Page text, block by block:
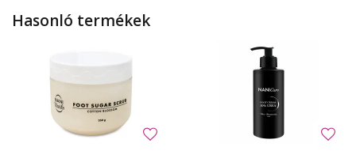
Hasonló termékek